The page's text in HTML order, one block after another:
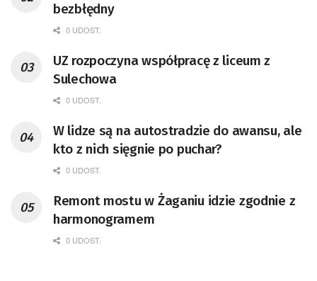
bezbłędny
0 UDOST.
UZ rozpoczyna współpracę z liceum z
Sulechowa
0 UDOST.
W lidze są na autostradzie do awansu, ale
kto z nich sięgnie po puchar?
0 UDOST.
Remont mostu w Żaganiu idzie zgodnie z
harmonogramem
0 UDOST.